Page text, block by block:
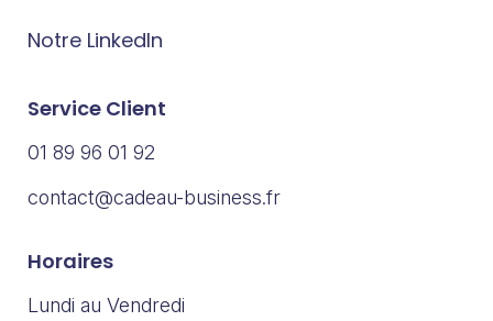
Notre LinkedIn
Service Client
01 89 96 01 92
contact@cadeau-business.fr
Horaires
Lundi au Vendredi